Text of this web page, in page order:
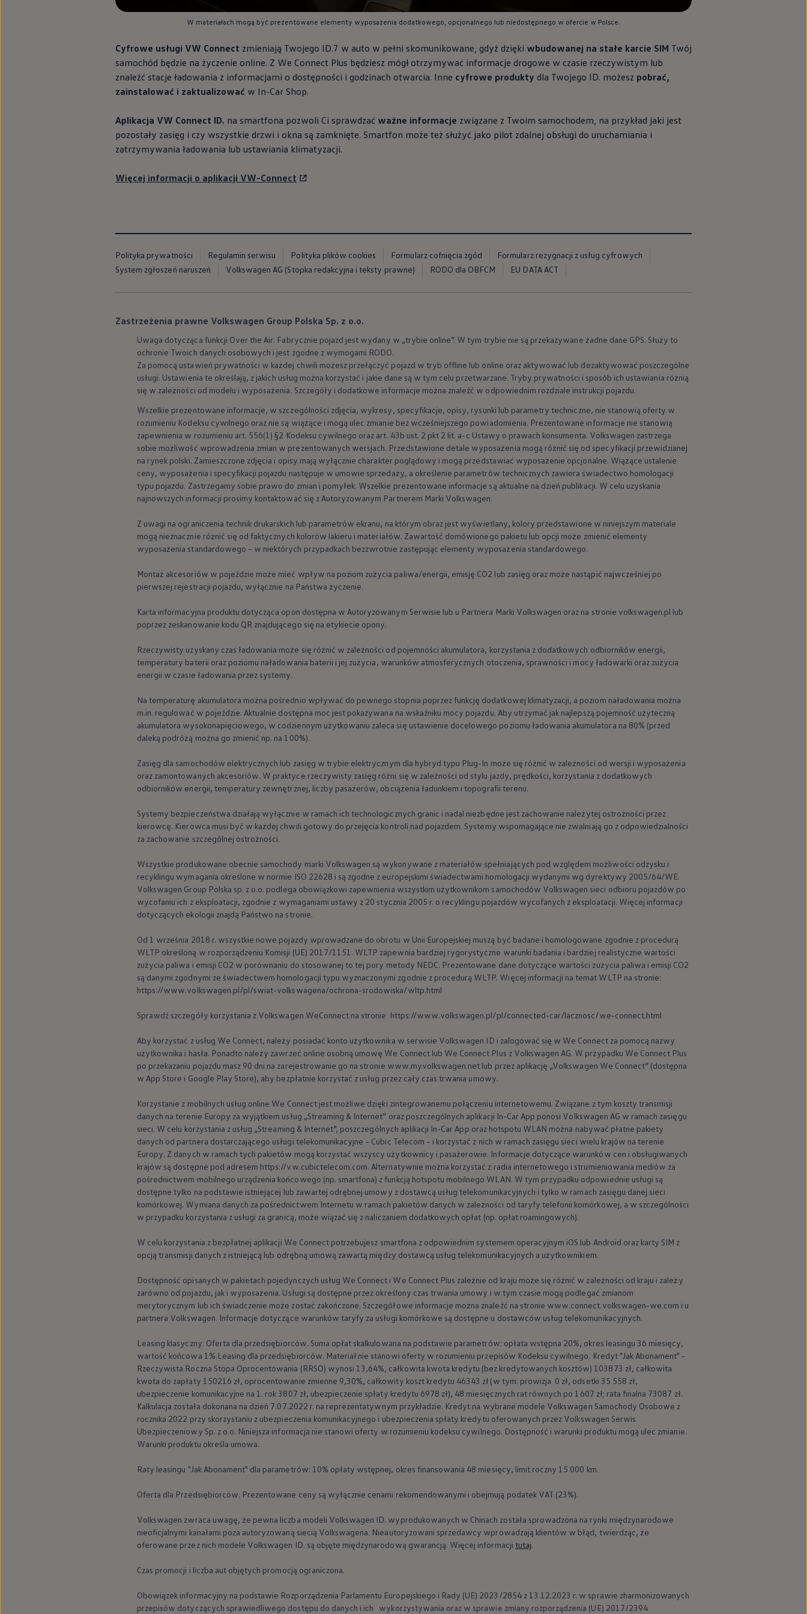
Modele sportowe
Finansowanie aut używanych
Finansowanie dla firm
Kalkulator finansowy
Finansowanie aut używanych
Kalkulator finansowy
Ubezpieczenia i gwarancje
Ubezpieczenia komunikacyjne
Ubezpieczenie GAP/RTI
Zakup i finansowanie dla biznesu
Skonfiguruj Volkswagena
Volkswagen dla biznesu
Serwis, akcesoria i aktualizacje
Olej silnikowy i płyny eksploatacyjne
Pomoc w razie wypadku i awarii
Serwis i części na raty
Pakiet przeglądów dla Twojego Volkswagena
Badanie satysfakcji klienta – oceń nasz serwis i salony
Ubezpieczenie opon
Sklep online akcesoriów
Urządzenia ładujące
Ochrona i pielęgnacja
Akcesoria do poszczególnych modeli
Rozwiązania transportowe i bagażowe
Elektronika i rozrywka
Aktualizacje oprogramowania, map i radia
Znajdź usługi dla swojego modelu
Połączenie telefonu komórkowego z pojazdem
Elektroniczna Instrukcja Obsługi
Informacje dla klientów
Informator o pojeździe
Lampki ostrzegawcze i sygnalizacyjne
Starsze modele i generacje – archiwum oraz dane techniczne
Wszystkie usługi
Dla przyszłych użytkowników Volkswagena
Dla obecnych użytkowników Volkswagena
Korzyści autoryzowanego serwisowania
Informacje dla warsztatów
Volkswagen Magazine
Samochody hybrydowe
Elektromobilność
Nowy samochód krok po kroku – poradnik zakupu i finansowania
Samochody ekonomiczne i ekologiczne
Technologie i bezpieczeństwo
Warto wybrać Volkswagena
Podcast Elektrycznie Tematyczni
Społeczność Volkswagena
Elektryczna limuzyna z dużym zasięgiem
Cena dla Special Edition
od 276 690 zł
Korzyść dla Special Edition
do 36 530 zł 1
W materiałach mogą być prezentowane elementy wyposażenia dodatkowego, opcjonalnego lub niedostępnego w ofercie w Polsce.
Cyfrowe usługi VW Connect zmieniają Twojego ID.7 w auto w pełni skomunikowane, gdyż dzięki wbudowanej na stałe karcie SIM Twój
samochód będzie na życzenie online. Z We Connect Plus będziesz mógł otrzymywać informacje drogowe w czasie rzeczywistym lub
znaleźć stacje ładowania z informacjami o dostępności i godzinach otwarcia. Inne cyfrowe produkty dla Twojego ID. możesz pobrać,
zainstalować i zaktualizować w In-Car Shop.
Aplikacja VW Connect ID. na smartfona pozwoli Ci sprawdzać ważne informacje związane z Twoim samochodem, na przykład jaki jest
pozostały zasięg i czy wszystkie drzwi i okna są zamknięte. Smartfon może też służyć jako pilot zdalnej obsługi do uruchamiania i
zatrzymywania ładowania lub ustawiania klimatyzacji.
Więcej informacji o aplikacji VW-Connect
Polityka prywatności Regulamin serwisu Polityka plików cookies Formularz cofnięcia zgód
Formularz rezygnacji z usług cyfrowych
System zgłoszeń naruszeń
Volkswagen AG (Stopka redakcyjna i teksty prawne) RODO dla OBFCM EU DATA ACT
Zastrzeżenia prawne Volkswagen Group Polska Sp. z o.o.
Uwaga dotycząca funkcji Over the Air: Fabrycznie pojazd jest wydany w „trybie online”. W tym trybie nie są przekazywane żadne dane GPS. Służy to
ochronie Twoich danych osobowych i jest zgodne z wymogami RODO.
Za pomocą ustawień prywatności w każdej chwili możesz przełączyć pojazd w tryb offline lub online oraz aktywować lub dezaktywować poszczególne
usługi. Ustawienia te określają, z jakich usług można korzystać i jakie dane są w tym celu przetwarzane. Tryby prywatności i sposób ich ustawiania różnią
się w zależności od modelu i wyposażenia. Szczegóły i dodatkowe informacje można znaleźć w odpowiednim rozdziale instrukcji pojazdu.
Wszelkie prezentowane informacje, w szczególności zdjęcia, wykresy, specyfikacje, opisy, rysunki lub parametry techniczne, nie stanowią oferty w
rozumieniu Kodeksu cywilnego oraz nie są wiążące i mogą ulec zmianie bez wcześniejszego powiadomienia. Prezentowane informacje nie stanowią
zapewnienia w rozumieniu art. 556(1) §2 Kodeksu cywilnego oraz art. 43b ust. 2 pkt 2 lit. a-c Ustawy o prawach konsumenta. Volkswagen zastrzega
sobie możliwość wprowadzenia zmian w prezentowanych wersjach. Przedstawione detale wyposażenia mogą różnić się od specyfikacji przewidzianej
na rynek polski. Zamieszczone zdjęcia i opisy mają wyłącznie charakter poglądowy i mogą przedstawiać wyposażenie opcjonalne. Wiążące ustalenie
ceny, wyposażenia i specyfikacji pojazdu następuje w umowie sprzedaży, a określenie parametrów technicznych zawiera świadectwo homologacji
typu pojazdu. Zastrzegamy sobie prawo do zmian i pomyłek. Wszelkie prezentowane informacje są aktualne na dzień publikacji. W celu uzyskania
najnowszych informacji prosimy kontaktować się z Autoryzowanym Partnerem Marki Volkswagen.
Z uwagi na ograniczenia technik drukarskich lub parametrów ekranu, na którym obraz jest wyświetlany, kolory przedstawione w niniejszym materiale
mogą nieznacznie różnić się od faktycznych kolorów lakieru i materiałów. Zawartość domówionego pakietu lub opcji może zmienić elementy
wyposażenia standardowego – w niektórych przypadkach bezzwrotnie zastępując elementy wyposażenia standardowego.
Montaż akcesoriów w pojeździe może mieć wpływ na poziom zużycia paliwa/energii, emisję CO2 lub zasięg oraz może nastąpić najwcześniej po
pierwszej rejestracji pojazdu, wyłącznie na Państwa życzenie.
Karta informacyjna produktu dotycząca opon dostępna w Autoryzowanym Serwisie lub u Partnera Marki Volkswagen oraz na stronie volkswagen.pl lub
poprzez zeskanowanie kodu QR znajdującego się na etykiecie opony.
Rzeczywisty uzyskany czas ładowania może się różnić w zależności od pojemności akumulatora, korzystania z dodatkowych odbiorników energii,
temperatury baterii oraz poziomu naładowania baterii i jej zużycia, warunków atmosferycznych otoczenia, sprawności i mocy ładowarki oraz zużycia
energii w czasie ładowania przez systemy.
Na temperaturę akumulatora można pośrednio wpływać do pewnego stopnia poprzez funkcję dodatkowej klimatyzacji, a poziom naładowania można
m.in. regulować w pojeździe. Aktualnie dostępna moc jest pokazywana na wskaźniku mocy pojazdu. Aby utrzymać jak najlepszą pojemność użyteczną
akumulatora wysokonapięciowego, w codziennym użytkowaniu zaleca się ustawienie docelowego poziomu ładowania akumulatora na 80% (przed
daleką podróżą można go zmienić np. na 100%).
Zasięg dla samochodów elektrycznych lub zasięg w trybie elektrycznym dla hybryd typu Plug-In może się różnić w zależności od wersji i wyposażenia
oraz zamontowanych akcesoriów. W praktyce rzeczywisty zasięg różni się w zależności od stylu jazdy, prędkości, korzystania z dodatkowych
odbiorników energii, temperatury zewnętrznej, liczby pasażerów, obciążenia ładunkiem i topografii terenu.
Systemy bezpieczeństwa działają wyłącznie w ramach ich technologicznych granic i nadal niezbędne jest zachowanie należytej ostrożności przez
kierowcę. Kierowca musi być w każdej chwili gotowy do przejęcia kontroli nad pojazdem. Systemy wspomagające nie zwalniają go z odpowiedzialności
za zachowanie szczególnej ostrożności.
Wszystkie produkowane obecnie samochody marki Volkswagen są wykonywane z materiałów spełniających pod względem możliwości odzysku i
recyklingu wymagania określone w normie ISO 22628 i są zgodne z europejskimi świadectwami homologacji wydanymi wg dyrektywy 2005/64/WE.
Volkswagen Group Polska sp. z o.o. podlega obowiązkowi zapewnienia wszystkim użytkownikom samochodów Volkswagen sieci odbioru pojazdów po
wycofaniu ich z eksploatacji, zgodnie z wymaganiami ustawy z 20 stycznia 2005 r. o recyklingu pojazdów wycofanych z eksploatacji. Więcej informacji
dotyczących ekologii znajdą Państwo na stronie.
Od 1 września 2018 r. wszystkie nowe pojazdy wprowadzane do obrotu w Unii Europejskiej muszą być badane i homologowane zgodnie z procedurą
WLTP określoną w rozporządzeniu Komisji (UE) 2017/1151. WLTP zapewnia bardziej rygorystyczne warunki badania i bardziej realistyczne wartości
zużycia paliwa i emisji CO2 w porównaniu do stosowanej to tej pory metody NEDC. Prezentowane dane dotyczące wartości zużycia paliwa i emisji CO2
są danymi zgodnymi ze świadectwem homologacji typu wyznaczonymi zgodnie z procedurą WLTP. Więcej informacji na temat WLTP na stronie:
https://www.volkswagen.pl/pl/swiat-volkswagena/ochrona-srodowiska/wltp.html
Sprawdź szczegóły korzystania z Volkswagen WeConnect na stronie https://www.volkswagen.pl/pl/connected-car/lacznosc/we-connect.html
Aby korzystać z usług We Connect, należy posiadać konto użytkownika w serwisie Volkswagen ID i zalogować się w We Connect za pomocą nazwy
użytkownika i hasła. Ponadto należy zawrzeć online osobną umowę We Connect lub We Connect Plus z Volkswagen AG. W przypadku We Connect Plus
po przekazaniu pojazdu masz 90 dni na zarejestrowanie go na stronie www.myvolkswagen.net lub przez aplikację „Volkswagen We Connect” (dostępna
w App Store i Google Play Store), aby bezpłatnie korzystać z usług przez cały czas trwania umowy.
Korzystanie z mobilnych usług online We Connect jest możliwe dzięki zintegrowanemu połączeniu internetowemu. Związane z tym koszty transmisji
danych na terenie Europy za wyjątkiem usług „Streaming & Internet” oraz poszczególnych aplikacji In-Car App ponosi Volkswagen AG w ramach zasięgu
sieci. W celu korzystania z usług „Streaming & Internet”, poszczególnych aplikacji In-Car App oraz hotspotu WLAN można nabywać płatne pakiety
danych od partnera dostarczającego usługi telekomunikacyjne – Cubic Telecom – i korzystać z nich w ramach zasięgu sieci wielu krajów na terenie
Europy. Z danych w ramach tych pakietów mogą korzystać wszyscy użytkownicy i pasażerowie. Informacje dotyczące warunków cen i obsługiwanych
krajów są dostępne pod adresem https://vw.cubictelecom.com. Alternatywnie można korzystać z radia internetowego i strumieniowania mediów za
pośrednictwem mobilnego urządzenia końcowego (np. smartfona) z funkcją hotspotu mobilnego WLAN. W tym przypadku odpowiednie usługi są
dostępne tylko na podstawie istniejącej lub zawartej odrębnej umowy z dostawcą usług telekomunikacyjnych i tylko w ramach zasięgu danej sieci
komórkowej. Wymiana danych za pośrednictwem Internetu w ramach pakietów danych w zależności od taryfy telefonii komórkowej, a w szczególności
w przypadku korzystania z usługi za granicą, może wiązać się z naliczaniem dodatkowych opłat (np. opłat roamingowych).
W celu korzystania z bezpłatnej aplikacji We Connect potrzebujesz smartfona z odpowiednim systemem operacyjnym iOS lub Android oraz karty SIM z
opcją transmisji danych z istniejącą lub odrębną umową zawartą między dostawcą usług telekomunikacyjnych a użytkownikiem.
Dostępność opisanych w pakietach pojedynczych usług We Connect i We Connect Plus zależnie od kraju może się różnić w zależności od kraju i zależy
zarówno od pojazdu, jak i wyposażenia. Usługi są dostępne przez określony czas trwania umowy i w tym czasie mogą podlegać zmianom
merytorycznym lub ich świadczenie może zostać zakończone. Szczegółowe informacje można znaleźć na stronie www.connect.volkswagen-we.com i u
partnera Volkswagen. Informacje dotyczące warunków taryfy za usługi komórkowe są dostępne u dostawców usług telekomunikacyjnych.
Leasing klasyczny: Oferta dla przedsiębiorców. Suma opłat skalkulowana na podstawie parametrów: opłata wstępna 20%, okres leasingu 36 miesięcy,
wartość końcowa 1%.Leasing dla przedsiębiorców. Materiał nie stanowi oferty w rozumieniu przepisów Kodeksu cywilnego. Kredyt "Jak Abonament" -
Rzeczywista Roczna Stopa Oprocentowania (RRSO) wynosi 13,64%, całkowita kwota kredytu (bez kredytowanych kosztów) 103873 zł, całkowita
kwota do zapłaty 150216 zł, oprocentowanie zmienne 9,30%, całkowity koszt kredytu 46343 zł (w tym: prowizja 0 zł, odsetki 35 558 zł,
ubezpieczenie komunikacyjne na 1. rok 3807 zł, ubezpieczenie spłaty kredytu 6978 zł), 48 miesięcznych rat równych po 1607 zł; rata finalna 73087 zł.
Kalkulacja została dokonana na dzień 7.07.2022 r. na reprezentatywnym przykładzie. Kredyt na wybrane modele Volkswagen Samochody Osobowe z
rocznika 2022 przy skorzystaniu z ubezpieczenia komunikacyjnego i ubezpieczenia spłaty kredytu oferowanych przez Volkswagen Serwis
Ubezpieczeniowy Sp. z o.o. Niniejsza informacja nie stanowi oferty w rozumieniu kodeksu cywilnego. Dostępność i warunki produktu mogą ulec zmianie.
Warunki produktu określa umowa.
Raty leasingu "Jak Abonament" dla parametrów: 10% opłaty wstępnej, okres finansowania 48 miesięcy, limit roczny 15 000 km.
Oferta dla Przedsiębiorców. Prezentowane ceny są wyłącznie cenami rekomendowanymi i obejmują podatek VAT (23%).
Volkswagen zwraca uwagę, że pewna liczba modeli Volkswagen ID. wyprodukowanych w Chinach została sprowadzona na rynki międzynarodowe
nieoficjalnymi kanałami poza autoryzowaną siecią Volkswagena. Nieautoryzowani sprzedawcy wprowadzają klientów w błąd, twierdząc, że
oferowane przez nich modele Volkswagen ID. są objęte międzynarodową gwarancją. Więcej informacji tutaj.
Czas promocji i liczba aut objętych promocją ograniczona.
Obowiązek informacyjny na podstawie Rozporządzenia Parlamentu Europejskiego i Rady (UE) 2023/2854 z 13.12.2023 r. w sprawie zharmonizowanych
przepisów dotyczących sprawiedliwego dostępu do danych i ich wykorzystywania oraz w sprawie zmiany rozporządzenia (UE) 2017/2394